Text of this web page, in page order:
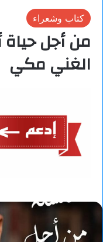
كتاب وشعراء
من أجل
الغني مكي